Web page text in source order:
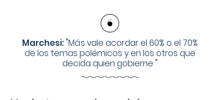
Marchesi:"Más vale acordar el 60% o el 70%
de los temas polémicos y en los otros que
decida quien gobierne "